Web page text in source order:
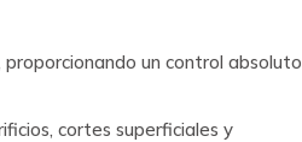
un control absoluto
cortes superficiales y